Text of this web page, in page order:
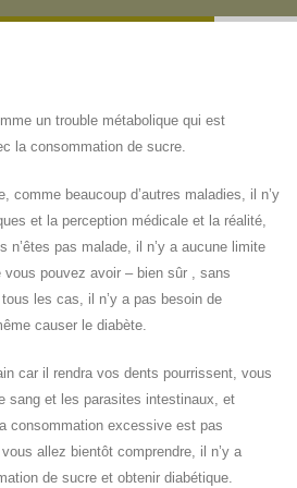
un trouble métabolique qui est
la consommation de sucre.
comme beaucoup d’autres maladies, il n’y
et la perception médicale et la réalité,
n’êtes pas malade, il n’y a aucune limite
pouvez avoir – bien sûr , sans
les cas, il n’y a pas besoin de
causer le diabète.
car il rendra vos dents pourrissent, vous
sang et les parasites intestinaux, et
consommation excessive est pas
allez bientôt comprendre, il n’y a
de sucre et obtenir diabétique.